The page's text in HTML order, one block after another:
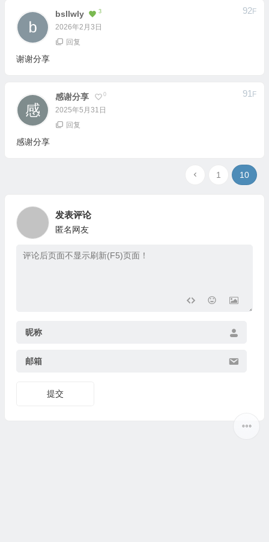
Bsllwly 3
2026年2月3日
92F
回复
谢谢分享
感谢分享 0
2025年5月31日
91 F
回复
感谢分享
1 10
发表评论
匿名网友
昵称
邮箱
提交